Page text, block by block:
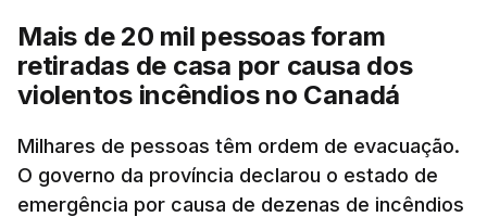
Mais de 20 mil pessoas foram
retiradas de casa por causa dos
violentos incêndios no Canadá
Milhares de pessoas têm ordem de evacuação.
O governo da província declarou o estado de
emergência por causa de dezenas de incêndios